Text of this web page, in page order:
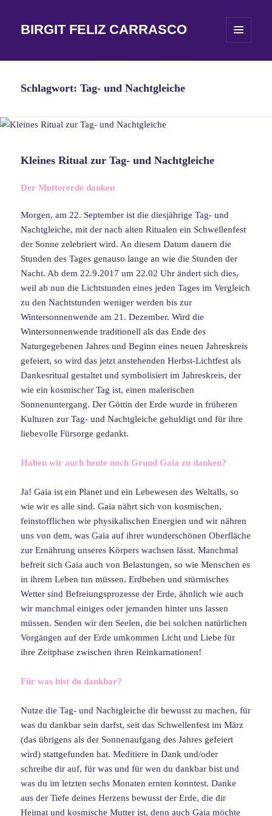
BIRGIT FELIZ CARRASCO
WIDGETS
Schlagwort:Tag- und Nachtgleiche
Kleines Ritual zur Tag- und Nachtgleiche
Der Muttererde danken
Morgen, am 22. September ist die diesjährige Tag- und
Nachtgleiche, mit der nach alten Ritualen ein Schwellenfest
der Sonne zelebriert wird. An diesem Datum dauern die
Stunden des Tages genauso lange an wie die Stunden der
Nacht. Ab dem 22.9.2017 um 22.02 Uhr ändert sich dies,
weil ab nun die Lichtstunden eines jeden Tages im Vergleich
zu den Nachtstunden weniger werden bis zur
Wintersonnenwende am 21. Dezember. Wird die
Wintersonnenwende traditionell als das Ende des
Naturgegebenen Jahres und Beginn eines neuen Jahreskreis
gefeiert, so wird das jetzt anstehenden Herbst-Lichtfest als
Dankesritual gestaltet und symbolisiert im Jahreskreis, der
wie ein kosmischer Tag ist, einen malerischen
Sonnenuntergang. Der Göttin der Erde wurde in früheren
Kulturen zur Tag- und Nachtgleiche gehuldigt und für ihre
liebevolle Fürsorge gedankt.
Haben wir auch heute noch Grund Gaia zu danken?
Ja! Gaia ist ein Planet und ein Lebewesen des Weltalls, so
wie wir es alle sind. Gaia nährt sich von kosmischen,
feinstofflichen wie physikalischen Energien und wir nähren
uns von dem, was Gaia auf ihrer wunderschönen Oberfläche
zur Ernährung unseres Körpers wachsen lässt. Manchmal
befreit sich Gaia auch von Belastungen, so wie Menschen es
in ihrem Leben tun müssen. Erdbeben und stürmisches
Wetter sind Befreiungsprozesse der Erde, ähnlich wie auch
wir manchmal einiges oder jemanden hinter uns lassen
müssen. Senden wir den Seelen, die bei solchen natürlichen
Vorgängen auf der Erde umkommen Licht und Liebe für
ihre Zeitphase zwischen ihren Reinkarnationen!
Für was bist du dankbar?
Nutze die Tag- und Nachtgleiche dir bewusst zu machen, für
was du dankbar sein darfst, seit das Schwellenfest im März
(das übrigens als der Sonnenaufgang des Jahres gefeiert
wird) stattgefunden hat. Meditiere in Dank und/oder
schreibe dir auf, für was und für wen du dankbar bist und
was du im letzten sechs Monaten ernten konntest. Danke
aus der Tiefe deines Herzens bewusst der Erde, die dir
Heimat und kosmische Mutter ist, denn auch Gaia möchte